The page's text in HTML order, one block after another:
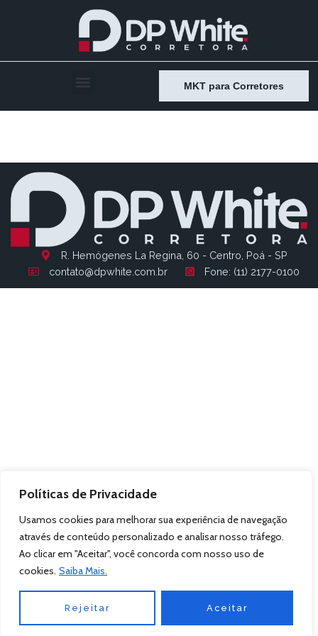
Políticas de Privacidade
Usamos cookies para melhorar sua experiência de navegação
através de conteúdo personalizado e analisar nosso tráfego.
Ao clicar em "Aceitar", você concorda com nosso uso de
cookies. Saiba Mais.
Rejeitar Aceitar
MKT para Corretores
R. Hemógenes La Regina, 60 - Centro, Poá - SP
contato@dpwhite.com.br
Fone: (11) 2177-0100